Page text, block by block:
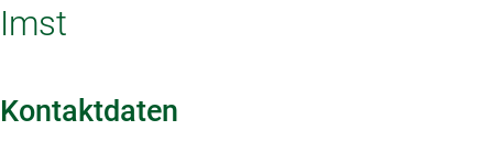
Imst
Kontaktdaten